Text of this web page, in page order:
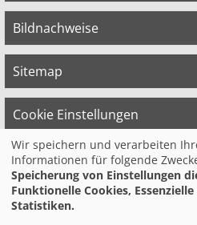
Bildnachweise
Sitemap
Cookie Einstellungen
© 2026 Bildungswerk der
leis­tungs­ge­werk­schaft (ver.di)
Niedersachsen e.V.
Wir speichern und verarbeiten
Informationen für folgende
Speicherung von Einstellungen
Funktionelle Cookies,
Statistiken.